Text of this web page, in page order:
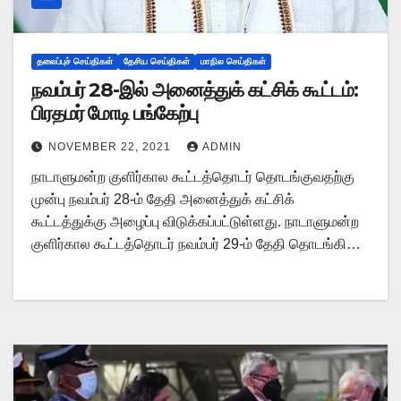
தலைப்புச் செய்திகள் தேசிய செய்திகள் மாநில செய்திகள்
நவம்பர் 28-இல் அனைத்துக் கட்சிக் கூட்டம்:
பிரதமர் மோடி பங்கேற்பு
NOVEMBER 22, 2021 ADMIN
நாடாளுமன்ற குளிர்கால கூட்டத்தொடர் தொடங்குவதற்கு
முன்பு நவம்பர் 28-ம் தேதி அனைத்துக் கட்சிக்
கூட்டத்துக்கு அழைப்பு விடுக்கப்பட்டுள்ளது. நாடாளுமன்ற
குளிர்கால கூட்டத்தொடர் நவம்பர் 29-ம் தேதி தொடங்கி…